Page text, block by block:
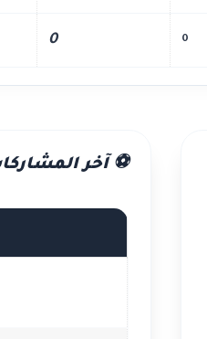
0
0
⚽ آخر